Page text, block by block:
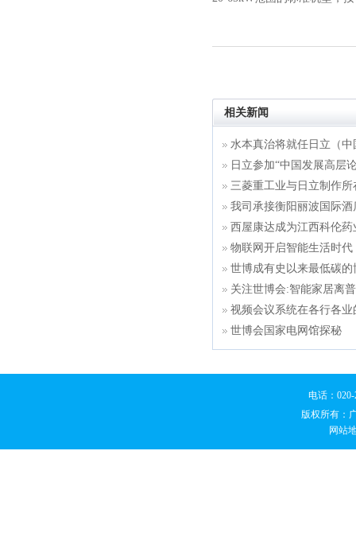
相关新闻
水本真治将就任日立（
日立参加“中国发展高层
三菱重工业与日立制作
我司承接衡阳丽波国际
西屋康达成为江西科伦
物联网开启智能生活时代
世博成有史以来最低碳的
关注世博会:智能家居离
视频会议系统在各行各业
世博会国家电网馆探秘
电话：
版权所有：
网站